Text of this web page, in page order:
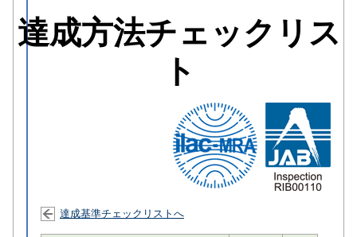
達成方法チェックリス
ト
達成基準チェックリストへ